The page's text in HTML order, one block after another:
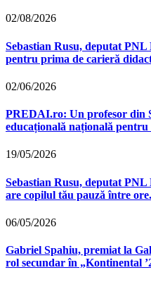
02/08/2026
Sebastian Rusu, deputat
pentru prima de carieră
02/06/2026
PREDAI.ro: Un profesor din
educațională națională pentru
19/05/2026
Sebastian Rusu, deputat
are copilul tău pauză între
06/05/2026
Gabriel Spahiu, premiat la
rol secundar în „Kontinental